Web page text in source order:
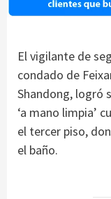
El vigilante de
condado de
Shandong, logró
‘a mano limpia’
el tercer piso,
el baño.